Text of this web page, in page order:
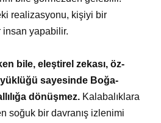
realizasyonu, kişiyi bir
insan yapabilir.
bile, eleştirel zekası, öz-
sayesinde Boğa-
dönüşmez. Kalabalıklara
soğuk bir davranış izlenimi